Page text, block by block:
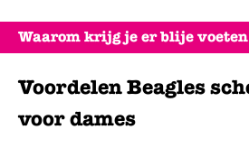
Waarom krijg je er blije
Voordelen Beagles
voor dames